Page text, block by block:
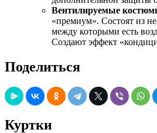
Вентилируемые
«премиум». Состоят из
между которыми есть
Создают эффект
Поделиться
Куртки